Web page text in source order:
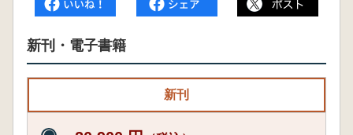
新刊・電子書籍
新刊